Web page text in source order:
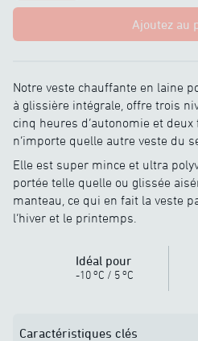
Ajoutez au
Notre veste chauffante en laine
à glissière intégrale, offre trois
cinq heures d’autonomie et
n’importe quelle autre veste du
Elle est super mince et ultra
portée telle quelle ou glissée
manteau, ce qui en fait la veste
l’hiver et le printemps.
Idéal pour
-10 oC / 5 oC
Caractéristiques clés